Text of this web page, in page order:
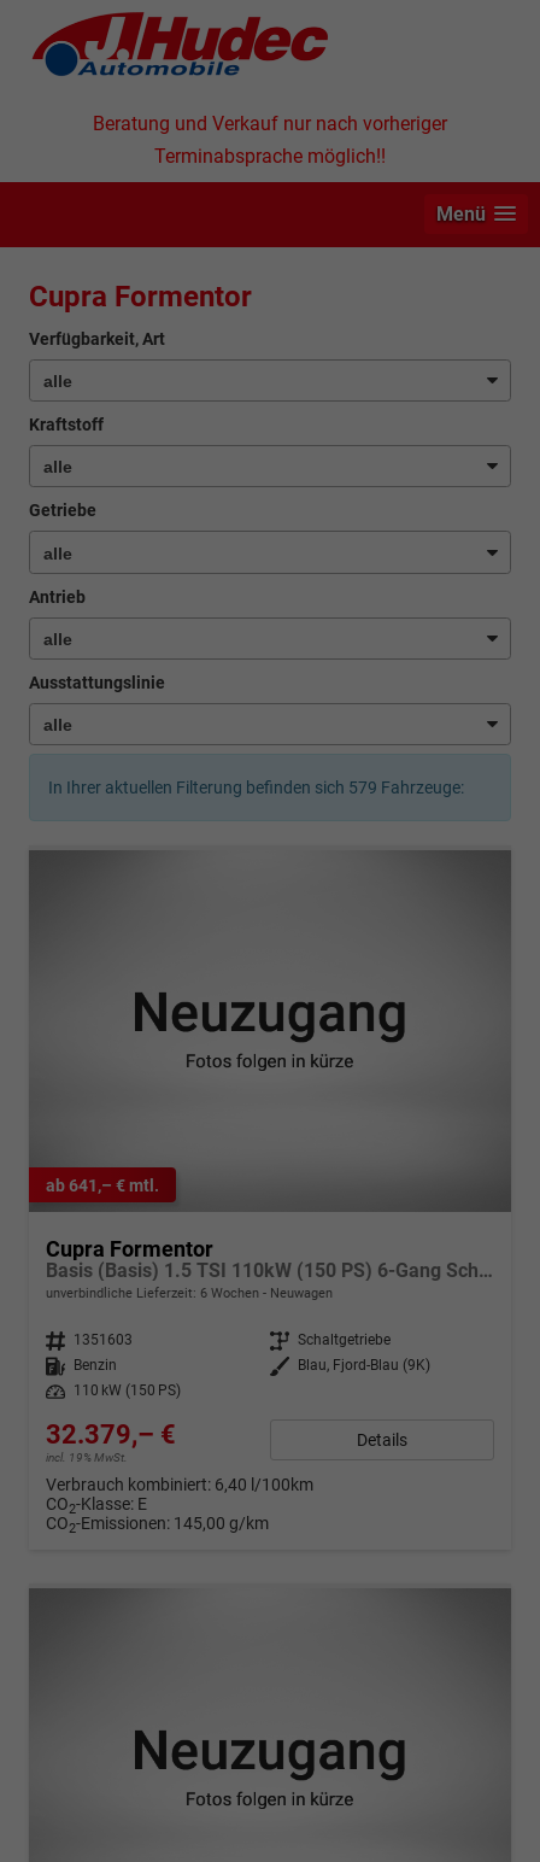
Beratung und Verkauf nur nach vorheriger
Terminabsprache möglich!!
Menü
Cupra Formentor
Verfügbarkeit, Art
Kraftstoff
Getriebe
Antrieb
Ausstattungslinie
In Ihrer aktuellen Filterung befinden sich 579 Fahrzeuge:
ab 641,– € mtl.
Cupra Formentor
Basis (Basis) 1.5 TSI 110kW (150 PS) 6-Gang Schaltgetriebe
unverbindliche Lieferzeit: 6 Wochen Neuwagen
Fahrzeugnr. 1351603 Getriebe Schaltgetriebe
Kraftstoff
Benzin Außenfarbe
Blau, Fjord-Blau (9K)
Leistung
110 kW (150 PS)
32.379,– €
incl. 19% MwSt.
Details
Verbrauch kombiniert: 6,40 l/100km
CO2-Klasse: E
CO2-Emissionen: 145,00 g/km